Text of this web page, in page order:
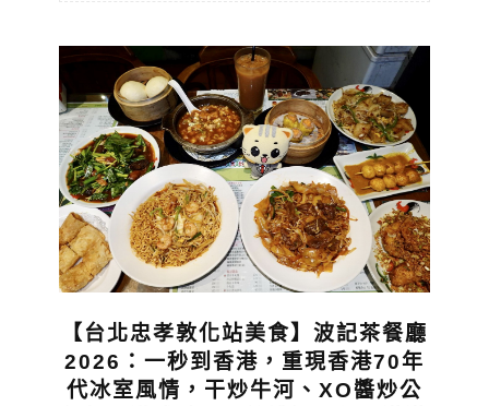
【台北忠孝敦化站美食】波記茶餐廳
2026：一秒到香港，重現香港70年
代冰室風情，干炒牛河、XO醬炒公